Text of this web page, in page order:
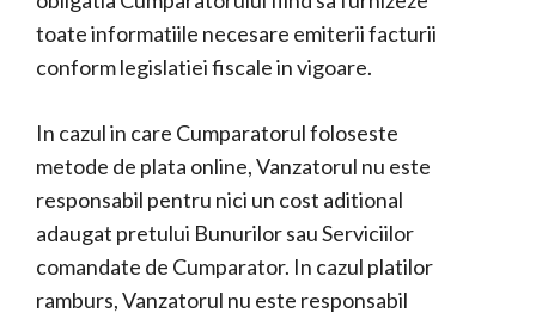
toate informatiile necesare emiterii facturii
conform legislatiei fiscale in vigoare.
In cazul in care Cumparatorul foloseste
metode de plata online, Vanzatorul nu este
responsabil pentru nici un cost aditional
adaugat pretului Bunurilor sau Serviciilor
comandate de Cumparator. In cazul platilor
ramburs, Vanzatorul nu este responsabil